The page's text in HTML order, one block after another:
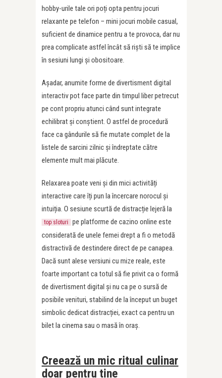
hobby-urile tale ori poți opta pentru jocuri
relaxante pe telefon – mini jocuri mobile casual,
suficient de dinamice pentru a te provoca, dar nu
prea complicate astfel încât să riști să te implice
în sesiuni lungi și obositoare.
Așadar, anumite forme de divertisment digital
interactiv pot face parte din timpul liber petrecut
pe cont propriu atunci când sunt integrate
echilibrat și conștient. O astfel de procedură
face ca gândurile să fie mutate complet de la
listele de sarcini zilnic și îndreptate către
elemente mult mai plăcute.
Relaxarea poate veni și din mici activități
interactive care îți pun la încercare norocul și
intuiția. O sesiune scurtă de distracție lejeră la
top sloturi
pe platforme de cazino online este
considerată de unele femei drept a fi o metodă
distractivă de destindere direct de pe canapea.
Dacă sunt alese versiuni cu mize reale, este
foarte important ca totul să fie privit ca o formă
de divertisment digital și nu ca pe o sursă de
posibile venituri, stabilind de la început un buget
simbolic dedicat distracției, exact ca pentru un
bilet la cinema sau o masă în oraș.
Creează un mic ritual culinar
doar pentru tine